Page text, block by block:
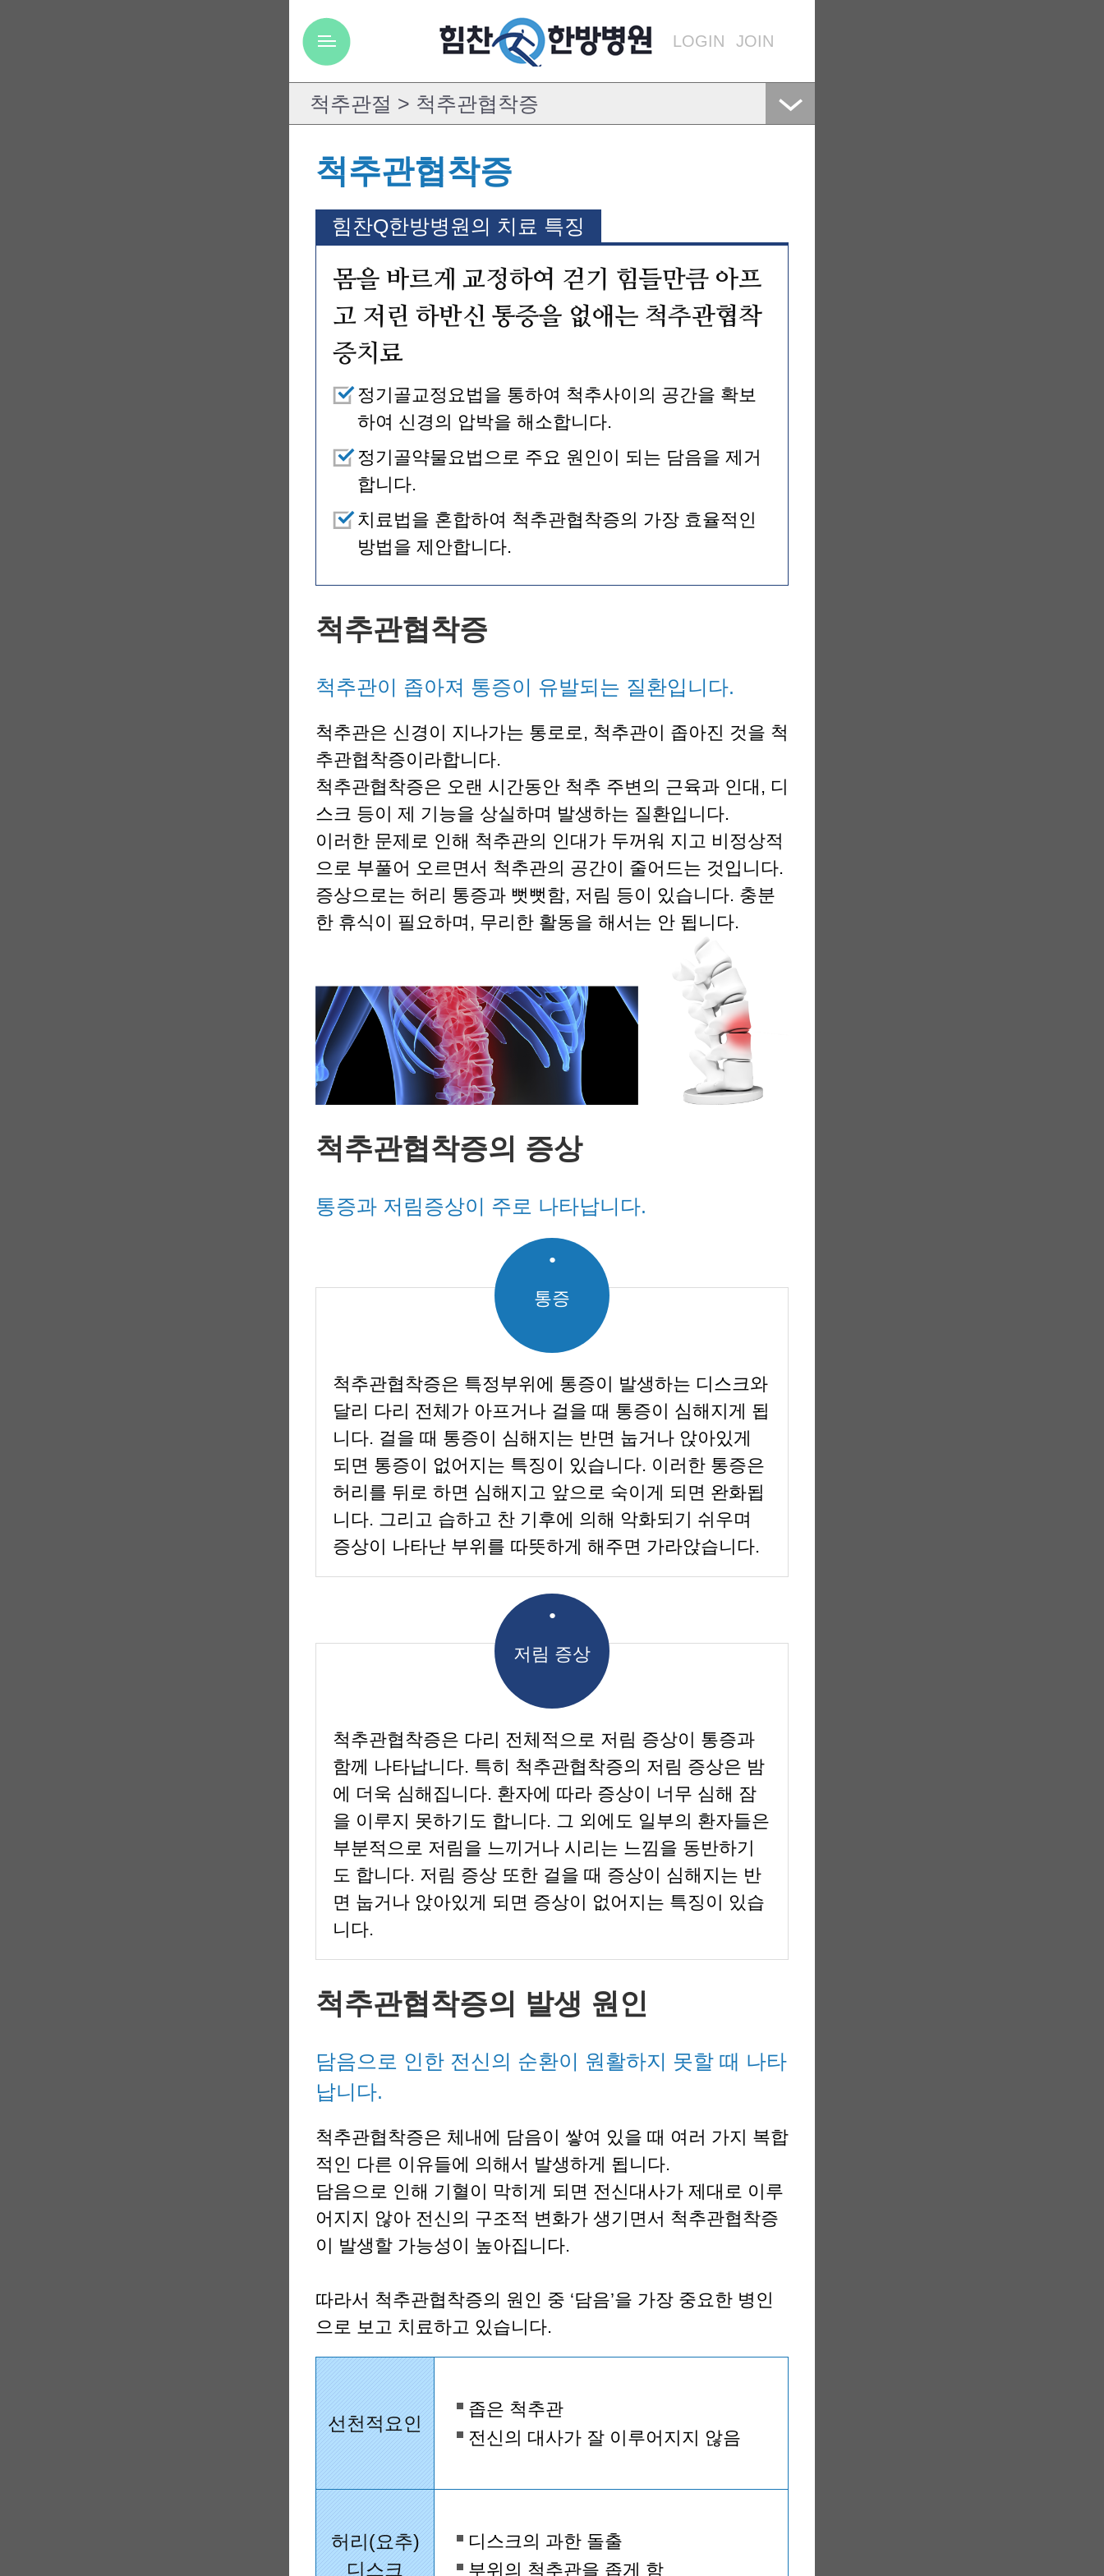
LOGIN JOIN
척추관협착증
힘찬Q한방병원의 치료 특징
몸을 바르게 교정하여 걷기 힘들만큼 아프
고 저린 하반신 통증을 없애는 척추관협착
증치료
정기골교정요법을 통하여 척추사이의 공간을 확보
하여 신경의 압박을 해소합니다.
정기골약물요법으로 주요 원인이 되는 담음을 제거
합니다.
치료법을 혼합하여 척추관협착증의 가장 효율적인
방법을 제안합니다.
척추관협착증
척추관이 좁아져 통증이 유발되는 질환입니다.
척추관은 신경이 지나가는 통로로, 척추관이 좁아진 것을 척
추관협착증이라합니다.
척추관협착증은 오랜 시간동안 척추 주변의 근육과 인대, 디
스크 등이 제 기능을 상실하며 발생하는 질환입니다.
이러한 문제로 인해 척추관의 인대가 두꺼워 지고 비정상적
으로 부풀어 오르면서 척추관의 공간이 줄어드는 것입니다.
증상으로는 허리 통증과 뻣뻣함, 저림 등이 있습니다. 충분
한 휴식이 필요하며, 무리한 활동을 해서는 안 됩니다.
척추관협착증의 증상
통증과 저림증상이 주로 나타납니다.
●
통증
척추관협착증은 특정부위에 통증이 발생하는 디스크와
달리 다리 전체가 아프거나 걸을 때 통증이 심해지게 됩
니다. 걸을 때 통증이 심해지는 반면 눕거나 앉아있게
되면 통증이 없어지는 특징이 있습니다. 이러한 통증은
허리를 뒤로 하면 심해지고 앞으로 숙이게 되면 완화됩
니다. 그리고 습하고 찬 기후에 의해 악화되기 쉬우며
증상이 나타난 부위를 따뜻하게 해주면 가라앉습니다.
●
저림 증상
척추관협착증은 다리 전체적으로 저림 증상이 통증과
함께 나타납니다. 특히 척추관협착증의 저림 증상은 밤
에 더욱 심해집니다. 환자에 따라 증상이 너무 심해 잠
을 이루지 못하기도 합니다. 그 외에도 일부의 환자들은
부분적으로 저림을 느끼거나 시리는 느낌을 동반하기
도 합니다. 저림 증상 또한 걸을 때 증상이 심해지는 반
면 눕거나 앉아있게 되면 증상이 없어지는 특징이 있습
니다.
척추관협착증의 발생 원인
담음으로 인한 전신의 순환이 원활하지 못할 때 나타
납니다.
척추관협착증은 체내에 담음이 쌓여 있을 때 여러 가지 복합
적인 다른 이유들에 의해서 발생하게 됩니다.
담음으로 인해 기혈이 막히게 되면 전신대사가 제대로 이루
어지지 않아 전신의 구조적 변화가 생기면서 척추관협착증
이 발생할 가능성이 높아집니다.
따라서 척추관협착증의 원인 중 ‘담음’을 가장 중요한 병인
으로 보고 치료하고 있습니다.
선천적요인
좁은 척추관
전신의 대사가 잘 이루어지지 않음
허리(요추)
디스크
디스크의 과한 돌출
부위의 척추관을 좁게 함